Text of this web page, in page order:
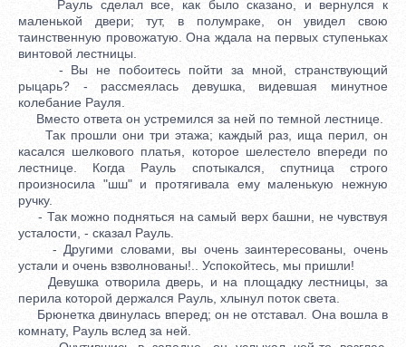
Рауль сделал все, как было сказано, и вернулся к
маленькой двери; тут, в полумраке, он увидел свою
таинственную провожатую. Она ждала на первых ступеньках
винтовой лестницы.
- Вы не побоитесь пойти за мной, странствующий
рыцарь? - рассмеялась девушка, видевшая минутное
колебание Рауля.
Вместо ответа он устремился за ней по темной лестнице.
Так прошли они три этажа; каждый раз, ища перил, он
касался шелкового платья, которое шелестело впереди по
лестнице. Когда Рауль спотыкался, спутница строго
произносила "шш" и протягивала ему маленькую нежную
ручку.
- Так можно подняться на самый верх башни, не чувствуя
усталости, - сказал Рауль.
- Другими словами, вы очень заинтересованы, очень
устали и очень взволнованы!.. Успокойтесь, мы пришли!
Девушка отворила дверь, и на площадку лестницы, за
перила которой держался Рауль, хлынул поток света.
Брюнетка двинулась вперед; он не отставал. Она вошла в
комнату, Рауль вслед за ней.